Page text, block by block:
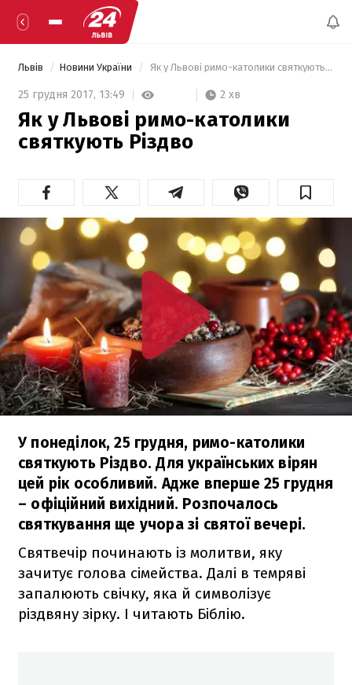
Львів Новини України Як у Львові римо-католики святкують Різдво
25 грудня 2017, 13:49 2 хв
Як у Львові римо-католики
святкують Різдво
У понеділок, 25 грудня, римо-католики
святкують Різдво. Для українських вірян
цей рік особливий. Адже вперше 25 грудня
– офіційний вихідний. Розпочалось
святкування ще учора зі святої вечері.
Святвечір починають із молитви, яку
зачитує голова сімейства. Далі в темряві
запалюють свічку, яка й символізує
різдвяну зірку. І читають Біблію.